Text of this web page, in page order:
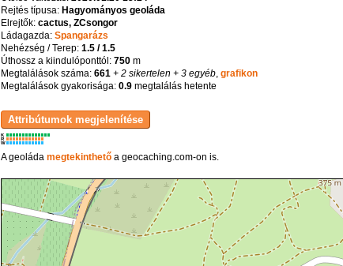
Rejtés típusa: Hagyományos geoláda
Elrejtők: cactus, ZCsongor
Ládagazda: Spangarázs
Nehézség / Terep: 1.5 / 1.5
Úthossz a kiindulóponttól: 750m
Megtalálások száma: 661 + 2 sikertelen + 3 egyéb, grafikon
Megtalálások gyakorisága: 0.9megtalálás hetente
K
R
W
A geoláda megtekinthetőa geocaching.com-on is.